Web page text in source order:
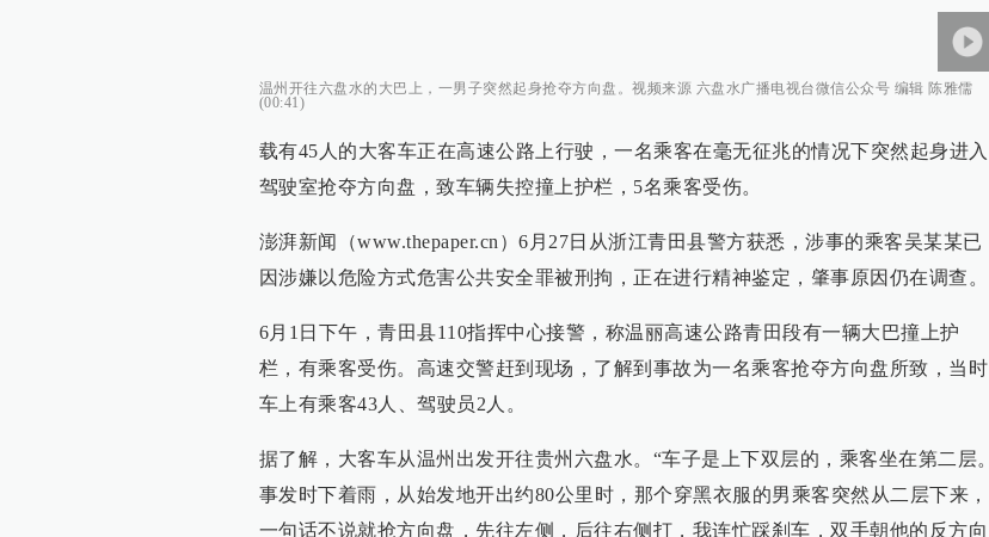
温州开往六盘水的大巴上，一男子突然起身抢夺方向盘。视频来源 六盘水广播电视台微信公众号 编辑 陈雅儒
(00:41)
载有45人的大客车正在高速公路上行驶，一名乘客在毫无征兆的情况下突然起身进入
驾驶室抢夺方向盘，致车辆失控撞上护栏，5名乘客受伤。
澎湃新闻（www.thepaper.cn）6月27日从浙江青田县警方获悉，涉事的乘客吴某某已
因涉嫌以危险方式危害公共安全罪被刑拘，正在进行精神鉴定，肇事原因仍在调查。
6月1日下午，青田县110指挥中心接警，称温丽高速公路青田段有一辆大巴撞上护
栏，有乘客受伤。高速交警赶到现场，了解到事故为一名乘客抢夺方向盘所致，当时
车上有乘客43人、驾驶员2人。
据了解，大客车从温州出发开往贵州六盘水。“车子是上下双层的，乘客坐在第二层。
事发时下着雨，从始发地开出约80公里时，那个穿黑衣服的男乘客突然从二层下来，
一句话不说就抢方向盘，先往左侧，后往右侧打，我连忙踩刹车，双手朝他的反方向